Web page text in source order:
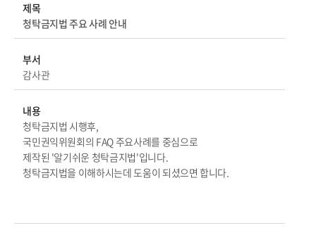
제목
청탁금지법 주요 사례 안내
부서
감사관
내용
청탁금지법 시행후,
국민권익위원회의 FAQ 주요사례를 중심으로
제작된 '알기쉬운 청탁금지법'입니다.
청탁금지법을 이해하시는데 도움이 되셨으면 합니다.